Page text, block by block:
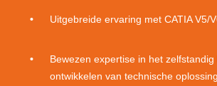
Uitgebreide ervaring met CATIA V5/
Bewezen expertise in het
ontwikkelen van technische